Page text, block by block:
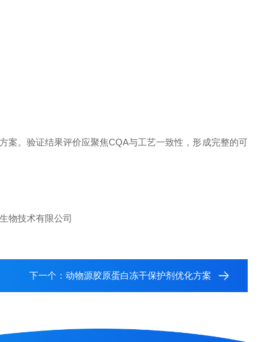
案。验证结果评价应聚焦CQA与工艺一致性，形成完整的可
物技术有限公司
下一个： 动物源胶原蛋白冻干保护剂优化方案